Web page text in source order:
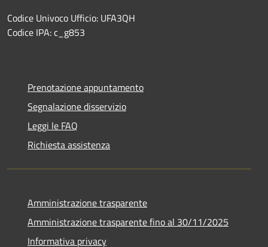
Codice Univoco Ufficio: UFA3QH
Codice IPA: c_g853
Prenotazione appuntamento
Segnalazione disservizio
Leggi le FAQ
Richiesta assistenza
Amministrazione trasparente
Amministrazione trasparente fino al 30/11/2025
Informativa privacy